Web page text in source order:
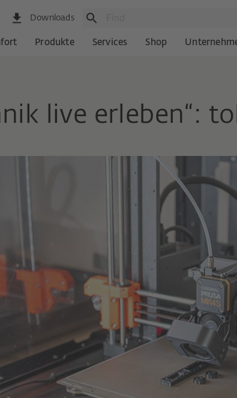
Downloads
Produkte Services Shop
live erleben“: